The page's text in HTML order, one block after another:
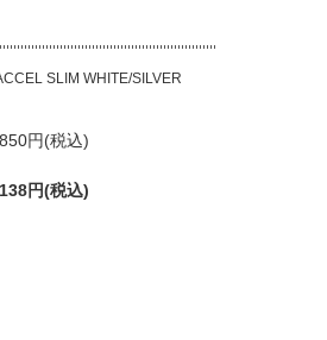
SLIM WHITE/SILVER
円(税込)
円(税込)